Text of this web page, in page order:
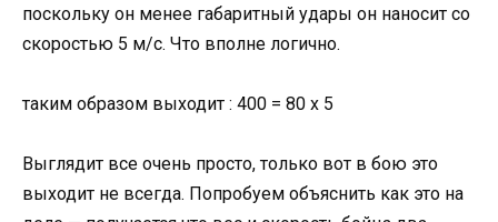
поскольку он менее габаритный удары он наносит со
скоростью 5 м/с. Что вполне логично.
таким образом выходит : 400 = 80 х 5
Выглядит все очень просто, только вот в бою это
выходит не всегда. Попробуем объяснить как это на